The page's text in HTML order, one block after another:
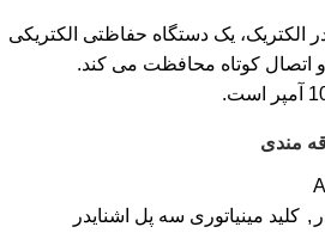
الکتریک، یک دستگاه حفاظتی الکتریکی
و اتصال کوتاه محافظت می کند.
مندی
, کلید مینیاتوری سه پل اشنایدر